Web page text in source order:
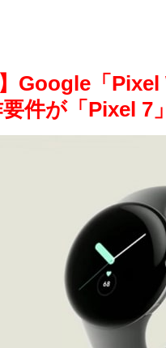
】Google「
が「Pixel 7